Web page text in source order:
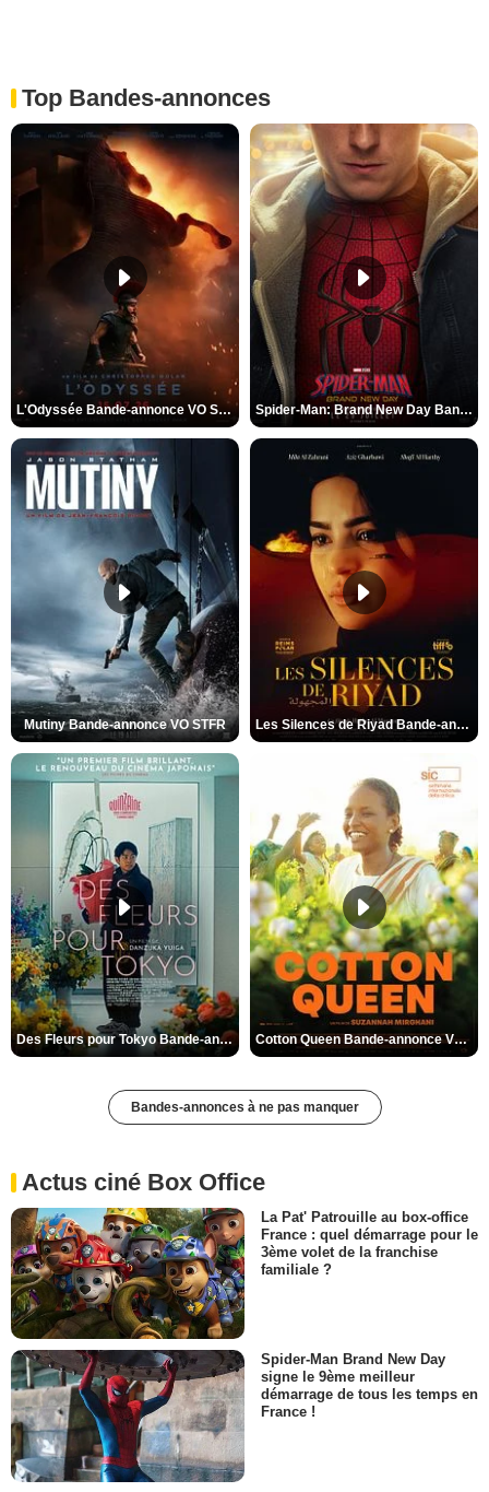
Top Bandes-annonces
L'Odyssée Bande-annonce VO STFR Spider-Man: Brand New Day Bande-annonce VO STFR
Mutiny Bande-annonce VO STFR Les Silences de Riyad Bande-annonce VO STFR
Des Fleurs pour Tokyo Bande-annonce VO STFR Cotton Queen Bande-annonce VO STFR
Bandes-annonces à ne pas manquer
Actus ciné Box Office
La Pat' Patrouille au box-office
France : quel démarrage pour le
3ème volet de la franchise
familiale ?
Spider-Man Brand New Day
signe le 9ème meilleur
démarrage de tous les temps en
France !